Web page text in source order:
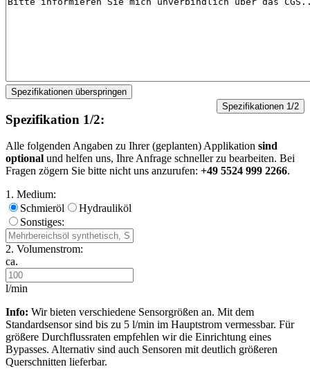
Spezifikationen überspringen
Spezifikationen 1/2
Spezifikation 1/2:
Alle folgenden Angaben zu Ihrer (geplanten) Applikation sind
optional und helfen uns, Ihre Anfrage schneller zu bearbeiten. Bei
Fragen zögern Sie bitte nicht uns anzurufen: +49 5524 999 2266.
1. Medium:
Schmieröl
Hydrauliköl
Sonstiges:
2. Volumenstrom:
ca.
l/min
Info: Wir bieten verschiedene Sensorgrößen an. Mit dem
Standardsensor sind bis zu 5 l/min im Hauptstrom vermessbar. Für
größere Durchflussraten empfehlen wir die Einrichtung eines
Bypasses. Alternativ sind auch Sensoren mit deutlich größeren
Querschnitten lieferbar.